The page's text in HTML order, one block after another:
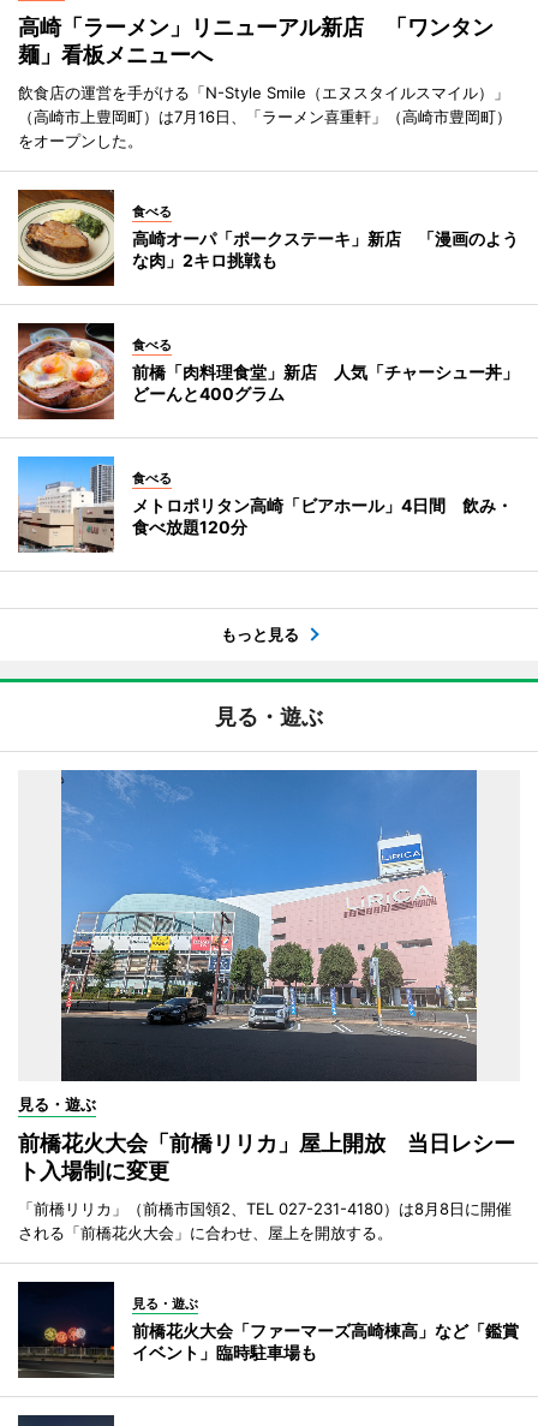
高崎「ラーメン」リニューアル新店 「ワンタン
麺」看板メニューへ
飲食店の運営を手がける「N-Style Smile（エヌスタイルスマイル）」
（高崎市上豊岡町）は7月16日、「ラーメン喜重軒」（高崎市豊岡町）
をオープンした。
食べる
高崎オーパ「ポークステーキ」新店 「漫画のよう
な肉」2キロ挑戦も
食べる
前橋「肉料理食堂」新店 人気「チャーシュー丼」
どーんと400グラム
食べる
メトロポリタン高崎「ビアホール」4日間 飲み・
食べ放題120分
もっと見る
見る・遊ぶ
見る・遊ぶ
前橋花火大会「前橋リリカ」屋上開放 当日レシー
ト入場制に変更
「前橋リリカ」（前橋市国領2、TEL 027-231-4180）は8月8日に開催
される「前橋花火大会」に合わせ、屋上を開放する。
見る・遊ぶ
前橋花火大会「ファーマーズ高崎棟高」など「鑑賞
イベント」臨時駐車場も